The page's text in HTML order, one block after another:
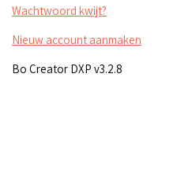
Wachtwoord kwijt?
Nieuw account aanmaken
Bo Creator DXP v3.2.8